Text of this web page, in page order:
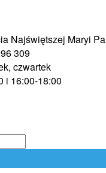
Najświętszej Maryi
309
czwartek
i 16:00-18:00